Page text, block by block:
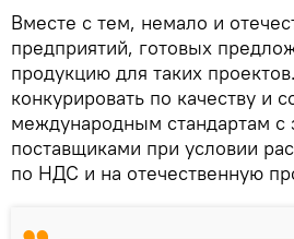
Вместе с тем, немало и
предприятий, готовых
продукцию для таких
конкурировать по качеству и
международным стандартам
поставщиками при условии
по НДС и на отечественную